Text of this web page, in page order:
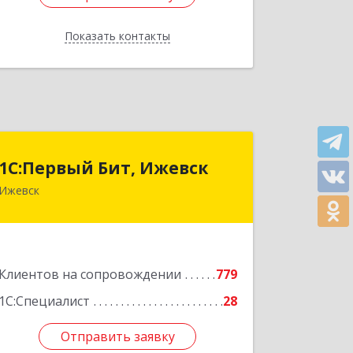
Показать контакты
Назад
1С:Первый Бит, Ижевск
Ижевск
Клиентов на сопровождении
779
1С:Специалист
28
Отправить заявку
1С:Первый Бит, Ижевск
426008, Удмуртская Респ, Ижевск г,
Отправить заявку